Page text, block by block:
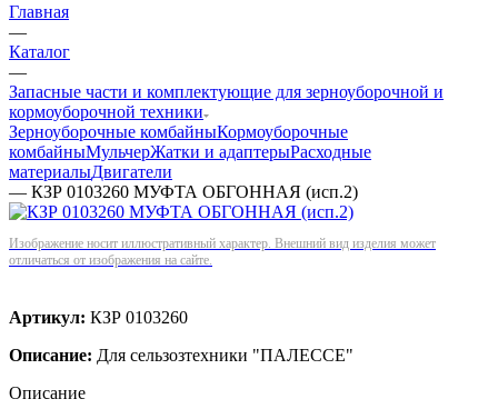
Главная
—
Каталог
—
Запасные части и комплектующие для зерноуборочной и
кормоуборочной техники
Зерноуборочные комбайныКормоуборочные
комбайныМульчерЖатки и адаптерыРасходные
материалыДвигатели
— КЗР 0103260 МУФТА ОБГОННАЯ (исп.2)
Изображение носит иллюстративный характер. Внешний вид изделия может
отличаться от изображения на сайте.
Артикул: КЗР 0103260
Описание: Для сельзозтехники "ПАЛЕССЕ"
Описание